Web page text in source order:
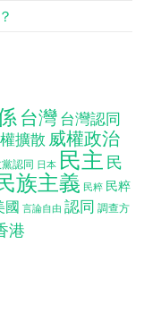
台灣台灣認同
擴散 威權政治
黨認同 日本 民主 民
族主義 民粹 民粹
國 言論自由 認同 調查方
港